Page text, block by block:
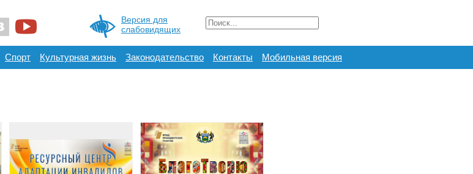
Версия для
слабовидящих
Спорт Культурная жизнь Законодательство Контакты Мобильная версия